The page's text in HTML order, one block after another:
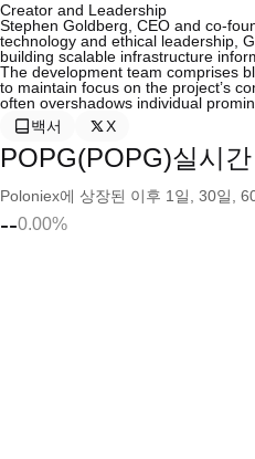
Creator and Leadership
Stephen Goldberg, CEO and co-
technology and ethical leadership,
building scalable infrastructure
The development team comprises
to maintain focus on the project’s
often overshadows individual
백서
X
POPG(POPG)실시
Poloniex에 상장된 이후 1일, 30일,
--0.00%